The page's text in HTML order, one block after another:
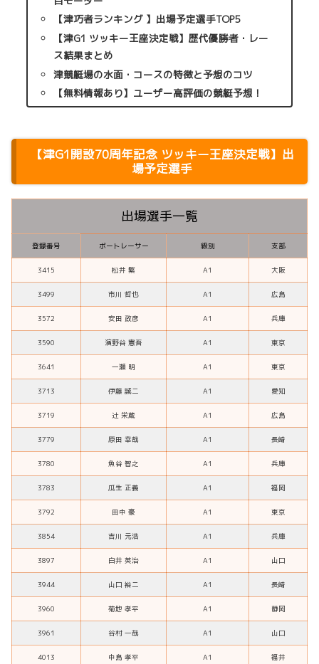
【津巧者ランキング 】出場予定選手TOP5
【津G1 ツッキー王座決定戦】歴代優勝者・レー
ス結果まとめ
津競艇場の水面・コースの特徴と予想のコツ
【無料情報あり】ユーザー高評価の競艇予想！
【津G1開設70周年記念 ツッキー王座決定戦】出
場予定選手
出場選手一覧
登録番号 ボートレーサー 級別 支部
3415 松井 繁 A1 大阪
3499 市川 哲也 A1 広島
3572 安田 政彦 A1 兵庫
3590 濱野谷 憲吾 A1 東京
3641 一瀬 明 A1 東京
3713 伊藤 誠二 A1 愛知
3719 辻 栄蔵 A1 広島
3779 原田 幸哉 A1 長崎
3780 魚谷 智之 A1 兵庫
3783 瓜生 正義 A1 福岡
3792 田中 豪 A1 東京
3854 吉川 元浩 A1 兵庫
3897 白井 英治 A1 山口
3944 山口 裕二 A1 長崎
3960 菊地 孝平 A1 静岡
3961 谷村 一哉 A1 山口
4013 中島 孝平 A1 福井